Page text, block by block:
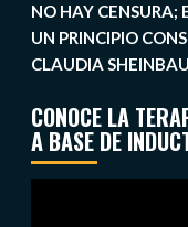
NO HAY CENSURA;
UN PRINCIPIO
CLAUDIA
CONOCE LA
A BASE DE